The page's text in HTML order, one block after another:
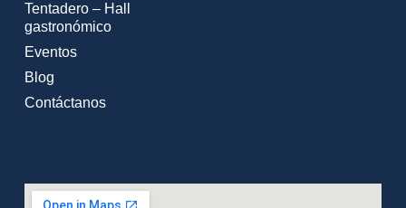
Tentadero – Hall
gastronómico
Eventos
Blog
Contáctanos